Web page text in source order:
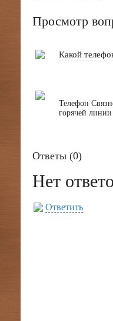
Просмотр
Какой
Телефон
горячей
Ответы (0)
Нет
Ответить